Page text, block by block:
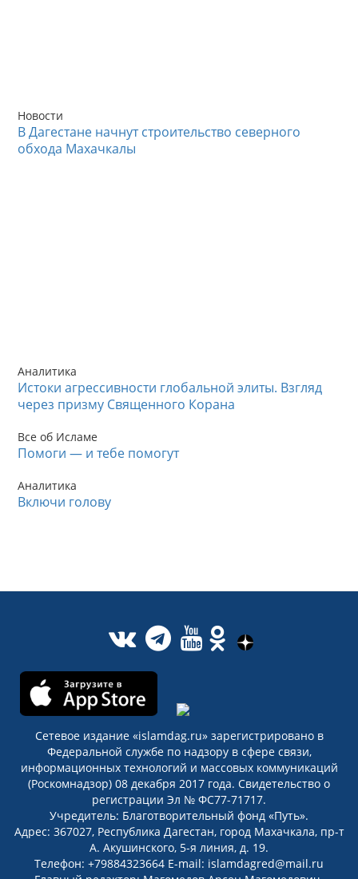
Новости
В Дагестане начнут строительство северного
обхода Махачкалы
Аналитика
Истоки агрессивности глобальной элиты. Взгляд
через призму Священного Корана
Все об Исламе
Помоги — и тебе помогут
Аналитика
Включи голову
Сетевое издание «islamdag.ru» зарегистрировано в
Федеральной службе по надзору в сфере связи,
информационных технологий и массовых коммуникаций
(Роскомнадзор) 08 декабря 2017 года. Свидетельство о
регистрации Эл № ФС77-71717.
Учредитель: Благотворительный фонд «Путь».
Адрес: 367027, Республика Дагестан, город Махачкала, пр-т
А. Акушинского, 5-я линия, д. 19.
Телефон: +79884323664 E-mail: islamdagred@mail.ru